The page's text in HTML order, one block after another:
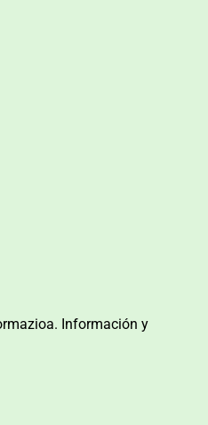
Información y